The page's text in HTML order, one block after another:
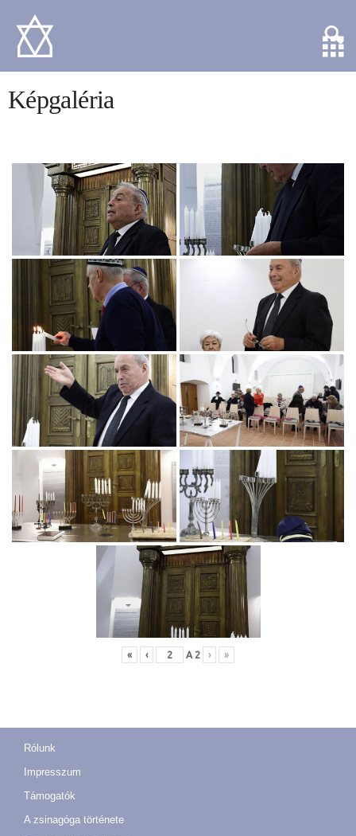
Képgaléria
« ‹ A 2 › »
Rólunk
Impresszum
Támogatók
A zsinagóga története